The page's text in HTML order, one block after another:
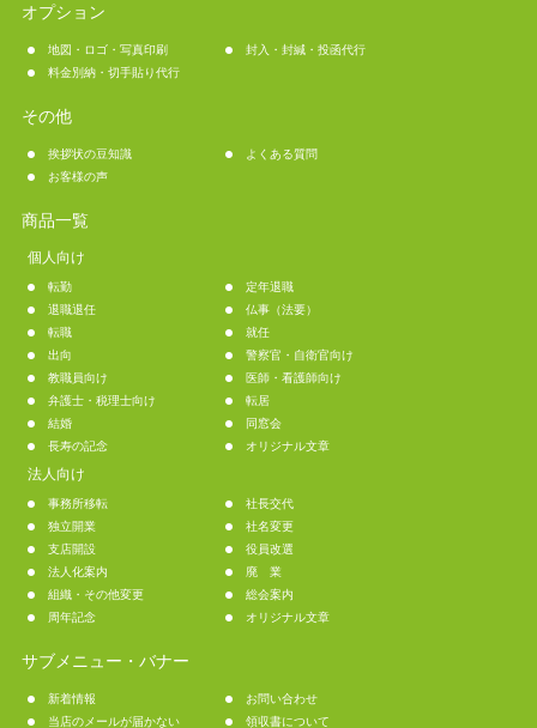
オプション
地図・ロゴ・写真印刷
封入・封緘・投函代行
料金別納・切手貼り代行
その他
挨拶状の豆知識
よくある質問
お客様の声
商品一覧
個人向け
転勤
定年退職
退職退任
仏事（法要）
転職
就任
出向
警察官・自衛官向け
教職員向け
医師・看護師向け
弁護士・税理士向け
転居
結婚
同窓会
長寿の記念
オリジナル文章
法人向け
事務所移転
社長交代
独立開業
社名変更
支店開設
役員改選
法人化案内
廃 業
組織・その他変更
総会案内
周年記念
オリジナル文章
サブメニュー・バナー
新着情報
お問い合わせ
当店のメールが届かない
領収書について